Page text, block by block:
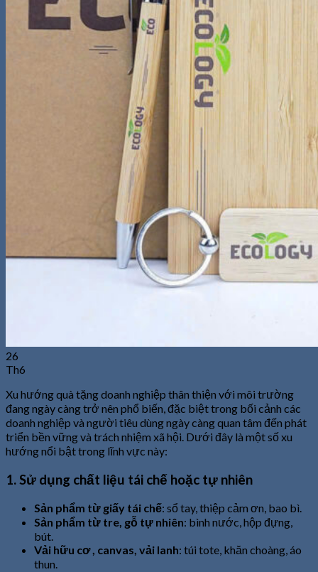
26
Th6
Xu hướng quà tặng doanh nghiệp thân thiện với môi trường
đang ngày càng trở nên phổ biến, đặc biệt trong bối cảnh các
doanh nghiệp và người tiêu dùng ngày càng quan tâm đến phát
triển bền vững và trách nhiệm xã hội. Dưới đây là một số xu
hướng nổi bật trong lĩnh vực này:
1. Sử dụng chất liệu tái chế hoặc tự nhiên
Sản phẩm từ giấy tái chế: sổ tay, thiệp cảm ơn, bao bì.
Sản phẩm từ tre, gỗ tự nhiên: bình nước, hộp đựng,
bút.
Vải hữu cơ , canvas, vải lanh: túi tote, khăn choàng, áo
thun.